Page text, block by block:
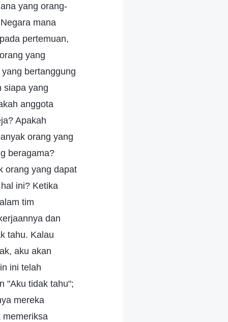
yang orang-
mana
pertemuan,
yang
bertanggung
siapa yang
anggota
Apakah
orang yang
beragama?
orang yang dapat
ini? Ketika
tim
dan
tahu. Kalau
aku akan
ini telah
"Aku tidak tahu";
mereka
memeriksa